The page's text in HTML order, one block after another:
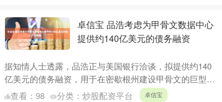
卓信宝 品浩考虑为甲骨文数据中心
提供约140亿美元的债务融资
据知情人士透露，品浩正与美国银行洽谈，拟提供约140
亿美元的债务融资，用于在密歇根州建设甲骨文的巨型数
据中心。 若交易达成，这家债券巨头将成为萨林镇园区
查看： 98 分类： 炒股配资平台 卓信宝